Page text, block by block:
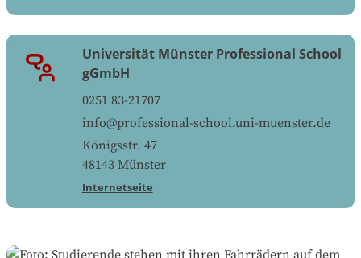
Universität Münster Professional School
gGmbH
0251 83-21707
info@professional-school.uni-muenster.de
Königsstr. 47
48143 Münster
Internetseite